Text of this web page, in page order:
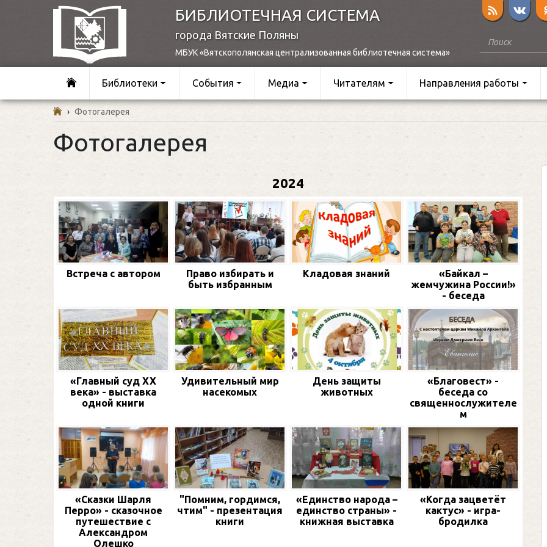
БИБЛИОТЕЧНАЯ СИСТЕМА
города Вятские Поляны
МБУК «Вятскополянская централизованная библиотечная система»
Библиотеки События Медиа Читателям Направления работы
› Фотогалерея
Фотогалерея
2024
Встреча с автором
Право избирать и
быть избранным
Кладовая знаний
«Байкал –
жемчужина России!»
- беседа
«Главный суд XX
века» - выставка
одной книги
Удивительный мир
насекомых
День защиты
животных
«Благовест» -
беседа со
священнослужителе
м
«Сказки Шарля
Перро» - сказочное
путешествие с
Александром
Олешко
"Помним, гордимся,
чтим" - презентация
книги
«Единство народа –
единство страны» -
книжная выставка
«Когда зацветёт
кактус» - игра-
бродилка